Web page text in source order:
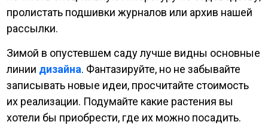
пролистать подшивки журналов или архив нашей
рассылки.
Зимой в опустевшем саду лучше видны основные
линии дизайна. Фантазируйте, но не забывайте
записывать новые идеи, просчитайте стоимость
их реализации. Подумайте какие растения вы
хотели бы приобрести, где их можно посадить.